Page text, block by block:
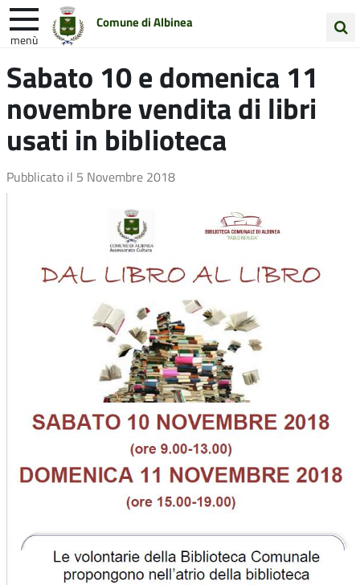
Comune di Albinea
menù
nel
sito
Entra in Comune Vivi Albinea
Unione Colline Matildiche
Sabato 10 e domenica 11
novembre vendita di libri
usati in biblioteca
Pubblicato il 5 Novembre 2018